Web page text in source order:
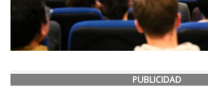
PUBLICIDAD